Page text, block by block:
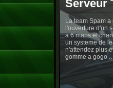
Serveur
La team Spam
l'ouverture d'un
a 6 maps et
un systeme de
n'attendez plus
gomme a gogo ..